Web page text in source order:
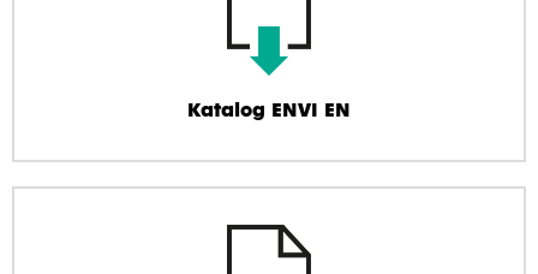
Katalog ENVI EN